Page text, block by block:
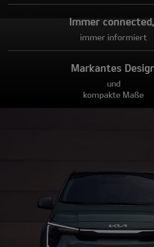
Immer
immer informiert
Markantes
und
kompakte Maße